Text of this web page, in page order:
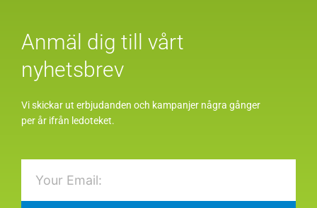
Anmäl dig till vårt
nyhetsbrev
Vi skickar ut erbjudanden och kampanjer några gånger
per år ifrån ledoteket.